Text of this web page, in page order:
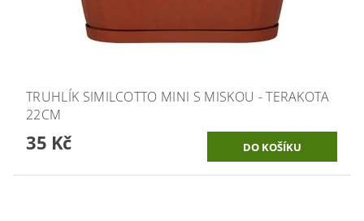
TRUHLÍK SIMILCOTTO MINI S MISKOU - TERAKOTA
22CM
35 Kč